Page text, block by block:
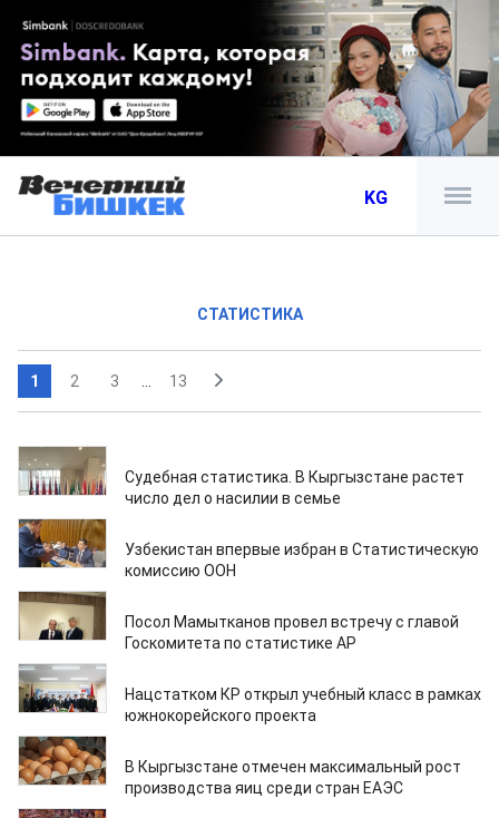
KG
СТАТИСТИКА
1 2 3 13
11.03.2026
Судебная статистика. В Кыргызстане растет
число дел о насилии в семье
06.05.2025
Узбекистан впервые избран в Статистическую
комиссию ООН
18.02.2025
Посол Мамытканов провел встречу с главой
Госкомитета по статистике АР
21.11.2024
Нацстатком КР открыл учебный класс в рамках
южнокорейского проекта
26.02.2023
В Кыргызстане отмечен максимальный рост
производства яиц среди стран ЕАЭС